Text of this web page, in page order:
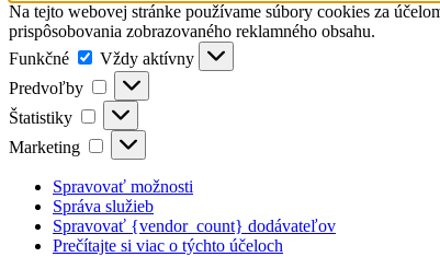
Na tejto webovej stránke používame súbory cookies za
prispôsobovania zobrazovaného reklamného obsahu.
Funkčné
Funkčné
Vždy aktívny
Predvoľby
Predvoľby
Štatistiky Štatistiky
Marketing Marketing
Spravovať možnosti
Správa služieb
Spravovať {vendor_count} dodávateľov
Prečítajte si viac o týchto účeloch